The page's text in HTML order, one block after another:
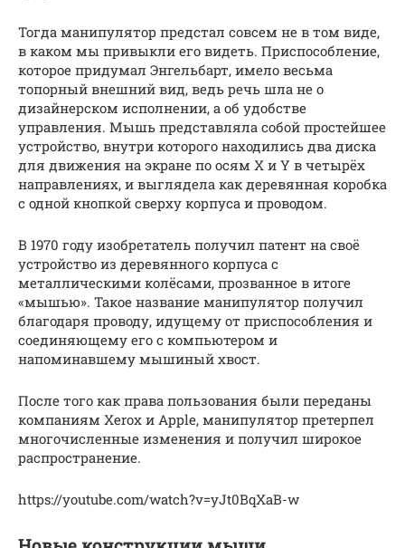
Тогда манипулятор предстал совсем не в том виде,
в каком мы привыкли его видеть. Приспособление,
которое придумал Энгельбарт, имело весьма
топорный внешний вид, ведь речь шла не о
дизайнерском исполнении, а об удобстве
управления. Мышь представляла собой простейшее
устройство, внутри которого находились два диска
для движения на экране по осям X и Y в четырёх
направлениях, и выглядела как деревянная коробка
с одной кнопкой сверху корпуса и проводом.
В 1970 году изобретатель получил патент на своё
устройство из деревянного корпуса с
металлическими колёсами, прозванное в итоге
«мышью». Такое название манипулятор получил
благодаря проводу, идущему от приспособления и
соединяющему его с компьютером и
напоминавшему мышиный хвост.
После того как права пользования были переданы
компаниям Xerox и Apple, манипулятор претерпел
многочисленные изменения и получил широкое
распространение.
https://youtube.com/watch?v=yJt0BqXaB-w